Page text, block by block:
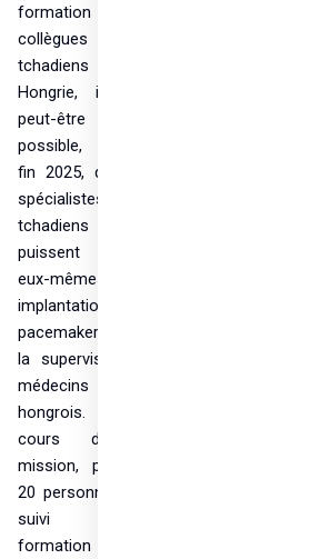
formation de nos
collègues
tchadiens en
Hongrie, il sera
peut-être
possible, d'ici la
fin 2025, que les
spécialistes
tchadiens
puissent réaliser
eux-mêmes des
implantations de
pacemakers sous
la supervision de
médecins
hongrois. Au
cours de la
mission, plus de
20 personnes ont
suivi une
formation